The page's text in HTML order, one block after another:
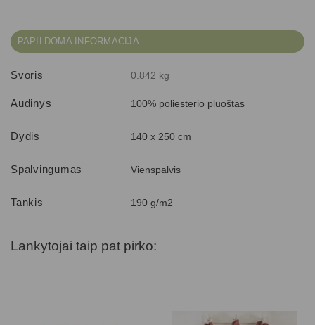
PAPILDOMA INFORMACIJA
Svoris 0.842 kg
Audinys 100% poliesterio pluoštas
Dydis 140 x 250 cm
Spalvingumas Vienspalvis
Tankis 190 g/m2
Lankytojai taip pat pirko: